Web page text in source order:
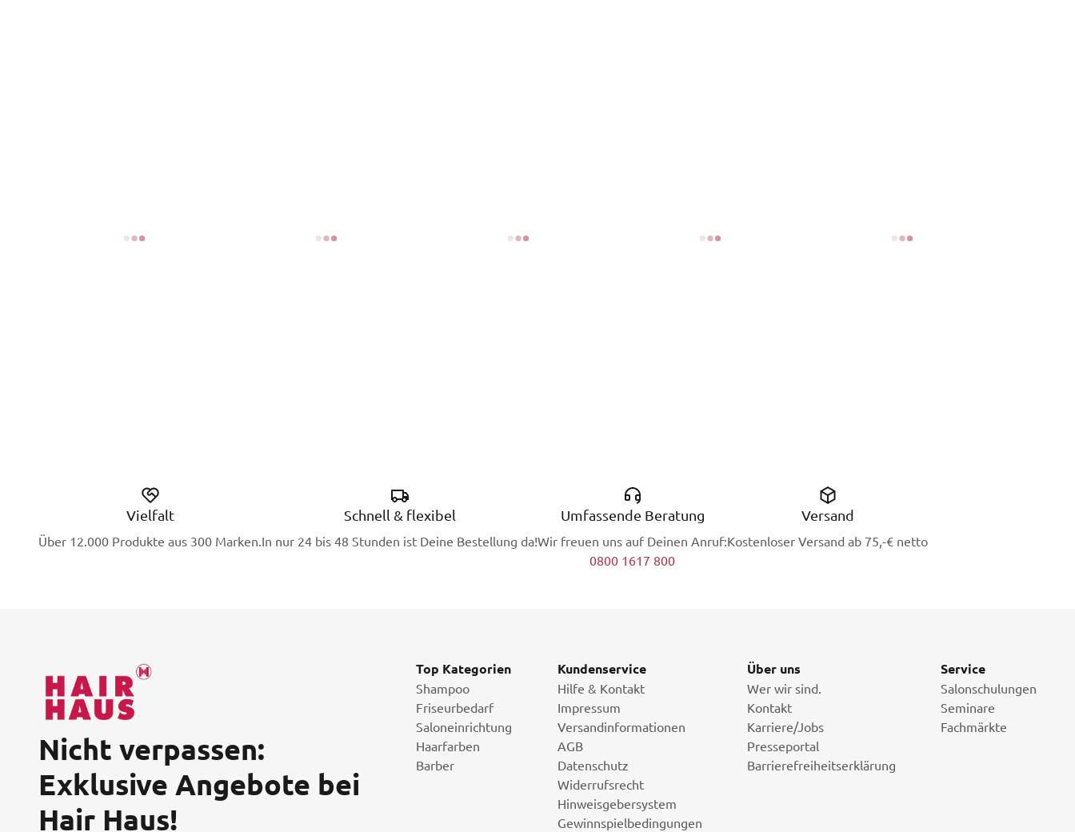
Vielfalt
Über 12.000 Produkte aus 300 Marken.
Schnell & flexibel
In nur 24 bis 48 Stunden ist Deine Bestellung da!
Umfassende Beratung
Wir freuen uns auf Deinen Anruf:
0800 1617 800
Versand
Kostenloser Versand ab 75,-€ netto
Nicht verpassen:
Exklusive Angebote bei
Hair Haus!
Top Kategorien
Shampoo
Friseurbedarf
Saloneinrichtung
Haarfarben
Barber
Kundenservice
Hilfe & Kontakt
Impressum
Versandinformationen
AGB
Datenschutz
Widerrufsrecht
Hinweisgebersystem
Gewinnspielbedingungen
Über uns
Wer wir sind.
Kontakt
Karriere/Jobs
Presseportal
Barrierefreiheitserklärung
Service
Salonschulungen
Seminare
Fachmärkte